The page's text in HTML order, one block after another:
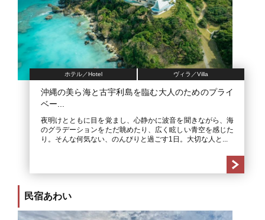
ホテル／Hotel ヴィラ／Villa
沖縄の美ら海と古宇利島を臨む大人のためのプライ
ベー...
夜明けとともに目を覚まし、心静かに波音を聞きながら、海
のグラデーションをただ眺めたり、広く眩しい青空を感じた
り。そんな何気ない、のんびりと過ごす1日。大切な人と...
民宿あわい